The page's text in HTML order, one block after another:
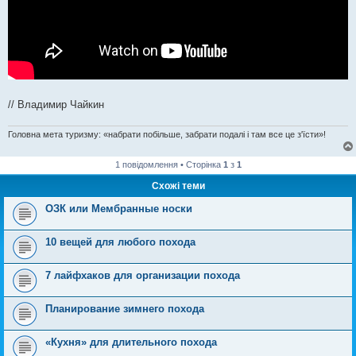
// Владимир Чайкин
Головна мета туризму: «набрати побільше, забрати подалі і там все це з'їсти»!
1 повідомлення • Сторінка 1 з 1
Схожі теми
ОЗК или Мембранные носки
10 вещей для любого похода
7 лайфхаков для организации похода
Планирование зимнего похода
«Кухня» для длительного похода